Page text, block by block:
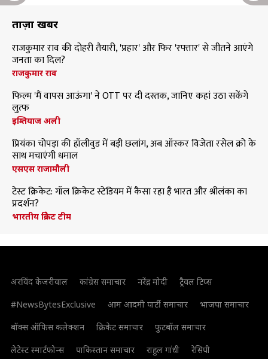
ताज़ा खबरें
राजकुमार राव की दोहरी तैयारी, 'प्रहार' और फिर 'रफ्तार' से जीतने आएंगे
जनता का दिल?
राजकुमार राव
फिल्म 'मैं वापस आऊंगा' ने OTT पर दी दस्तक, जानिए कहां उठा सकेंगे
लुत्फ
इम्तियाज अली
प्रियंका चोपड़ा की हॉलीवुड में बड़ी छलांग, अब ऑस्कर विजेता रसेल क्रो के
साथ मचाएंगी धमाल
एसएस राजामौली
टेस्ट क्रिकेट: गॉल क्रिकेट स्टेडियम में कैसा रहा है भारत और श्रीलंका का
प्रदर्शन?
भारतीय क्रिकेट टीम
अरविंद केजरीवाल कांग्रेस समाचार नरेंद्र मोदी
ट्रैवल टिप्स
#NewsBytesExclusive
आम आदमी पार्टी समाचार
भाजपा समाचार
बॉक्स ऑफिस कलेक्शन
क्रिकेट समाचार
फुटबॉल समाचार
लेटेस्ट स्मार्टफोन्स
पाकिस्तान समाचार राहुल गांधी रेसिपी